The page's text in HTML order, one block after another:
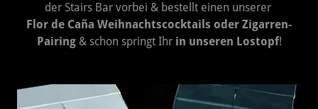
der Stairs Bar vorbei & bestellt einen unserer
Flor de Caña Weihnachtscocktails oder Zigarren-
Pairing & schon springt Ihr in unseren Lostopf!